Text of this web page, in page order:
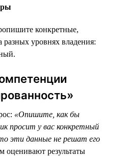
конкретные,
уровнях владения:
«Опишите, как бы
просит у вас конкретный
эти данные не решат его
оценивают результаты